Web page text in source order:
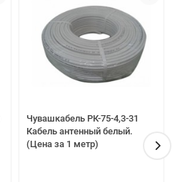
Чувашкабель РК-75-4,3-31
Кабель антенный белый.
(Цена за 1 метр)